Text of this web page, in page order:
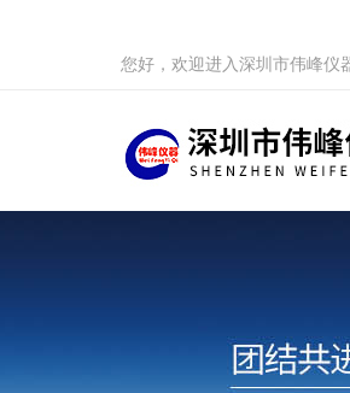
您好，欢迎进入深圳市伟峰仪